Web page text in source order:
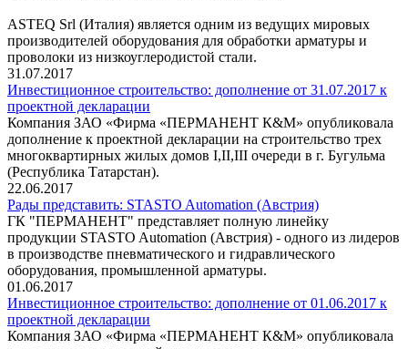
ASTEQ Srl (Италия) является одним из ведущих мировых
производителей оборудования для обработки арматуры и
проволоки из низкоуглеродистой стали.
31.07.2017
Инвестиционное строительство: дополнение от 31.07.2017 к
проектной декларации
Компания ЗАО «Фирма «ПЕРМАНЕНТ К&М» опубликовала
дополнение к проектной декларации на строительство трех
многоквартирных жилых домов I,II,III очереди в г. Бугульма
(Республика Татарстан).
22.06.2017
Рады представить: STASTO Automation (Австрия)
ГК "ПЕРМАНЕНТ" представляет полную линейку
продукции STASTO Automation (Австрия) - одного из лидеров
в производстве пневматического и гидравлического
оборудования, промышленной арматуры.
01.06.2017
Инвестиционное строительство: дополнение от 01.06.2017 к
проектной декларации
Компания ЗАО «Фирма «ПЕРМАНЕНТ К&М» опубликовала